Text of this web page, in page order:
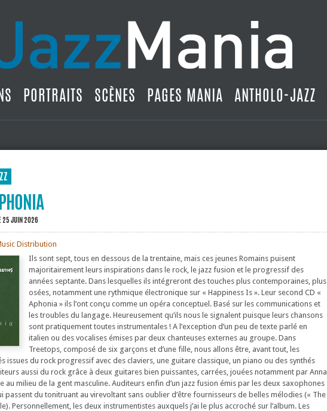
PORTRAITS SCÈNES PAGES MANIA ANTHOLO-JAZZ
25 JUIN 2026
Distribution
Ils sont sept, tous en dessous de la trentaine, mais ces jeunes Romains puisent
majoritairement leurs inspirations dans le rock, le jazz fusion et le progressif des
années septante. Dans lesquelles ils intégreront des touches plus contemporaines, plus
osées, notamment une rythmique électronique sur « Happiness Is ». Leur second CD «
Aphonia » ils l’ont conçu comme un opéra conceptuel. Basé sur les communications et
les troubles du langage. Heureusement qu’ils nous le signalent puisque leurs chansons
sont pratiquement toutes instrumentales ! A l’exception d’un peu de texte parlé en
italien ou des vocalises émises par deux chanteuses externes au groupe. Dans
Treetops, composé de six garçons et d’une fille, nous allons être, avant tout, les
issues du rock progressif avec des claviers, une guitare classique, un piano ou des synthés
aussi du rock grâce à deux guitares bien puissantes, carrées, jouées notamment par Anna
au milieu de la gent masculine. Auditeurs enfin d’un jazz fusion émis par les deux saxophones
passent du tonitruant au virevoltant sans oublier d’être fournisseurs de belles mélodies (« The
Personnellement, les deux instrumentistes auxquels j’ai le plus accroché sur l’album. Les